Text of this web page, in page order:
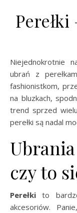
Perełki
Niejednokrotnie na naszym blogu poruszałyśmy temat
ubrań z
fashionistkom,
na bluzkach,
trend sprzed
perełki są nadal
czy to
Perełki to
akcesoriów.